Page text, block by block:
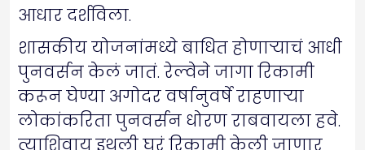
आधार दर्शविला.
शासकीय योजनांमध्ये बाधित होणाऱ्याचं आधी
पुनवर्सन केलं जातं. रेल्वेने जागा रिकामी
करून घेण्या अगोदर वर्षानुवर्षे राहणाऱ्या
लोकांकरिता पुनवर्सन धोरण राबवायला हवे.
त्याशिवाय इथली घरं रिकामी केली जाणार